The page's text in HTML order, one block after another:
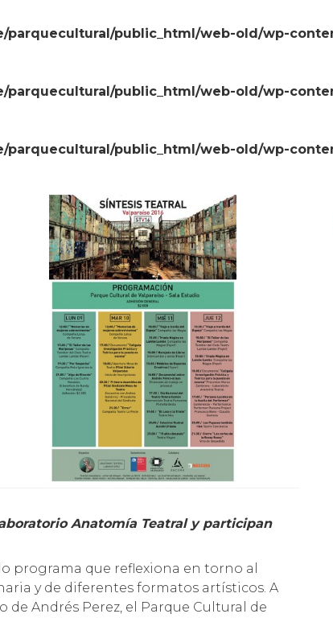
parquecultural/public_html/web-old/wp-
parquecultural/public_html/web-old/wp-
parquecultural/public_html/web-old/wp-
programa que reflexiona en torno al
y de diferentes formatos artísticos. A
Andrés Perez, el Parque Cultural de